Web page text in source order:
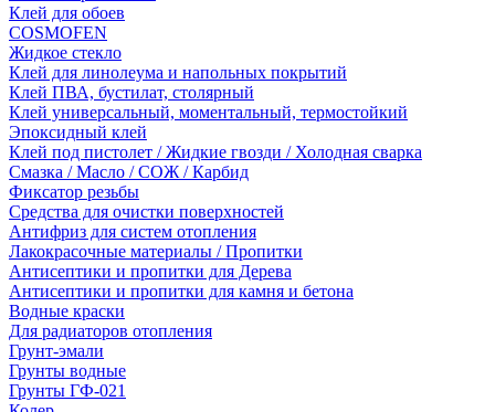
Клей для обоев
COSMOFEN
Жидкое стекло
Клей для линолеума и напольных покрытий
Клей ПВА, бустилат, столярный
Клей универсальный, моментальный, термостойкий
Эпоксидный клей
Клей под пистолет / Жидкие гвозди / Холодная сварка
Смазка / Масло / СОЖ / Карбид
Фиксатор резьбы
Средства для очистки поверхностей
Антифриз для систем отопления
Лакокрасочные материалы / Пропитки
Антисептики и пропитки для Дерева
Антисептики и пропитки для камня и бетона
Водные краски
Для радиаторов отопления
Грунт-эмали
Грунты водные
Грунты ГФ-021